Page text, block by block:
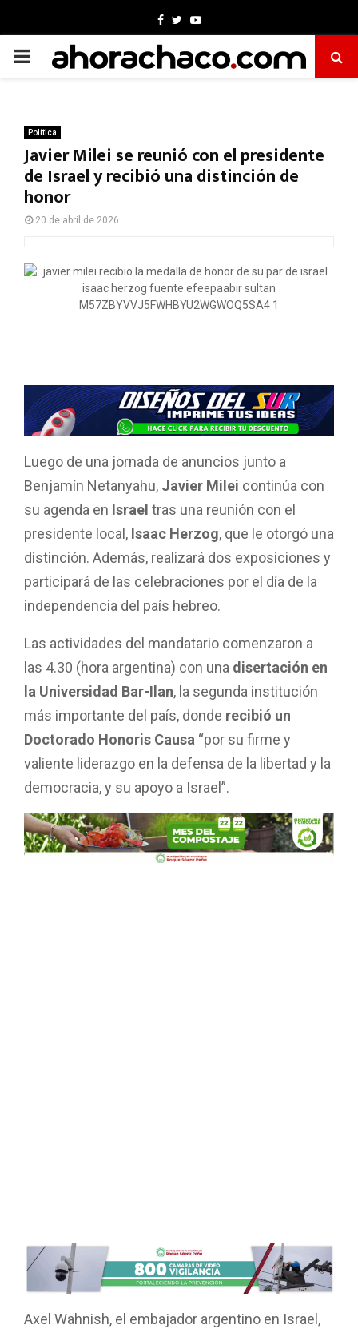
Facebook
TwitterYoutube
PRIMARY
Política
Javier Milei se reunió con el presidente
de Israel y recibió una distinción de
honor
20 de abril de 2026
a
ce
b
o
o
k
h
at
s
A
p
p
wi
tt
er
m
ail
o
m
p
ar
tir
Luego de una jornada de anuncios junto a
Benjamín Netanyahu, Javier Milei continúa con
su agenda en Israel tras una reunión con el
presidente local, Isaac Herzog, que le otorgó una
distinción. Además, realizará dos exposiciones y
participará de las celebraciones por el día de la
independencia del país hebreo.
Las actividades del mandatario comenzaron a
las 4.30 (hora argentina) con una disertación en
la Universidad Bar-Ilan, la segunda institución
más importante del país, donde recibió un
Doctorado Honoris Causa “por su firme y
valiente liderazgo en la defensa de la libertad y la
democracia, y su apoyo a Israel”.
Axel Wahnish, el embajador argentino en Israel,